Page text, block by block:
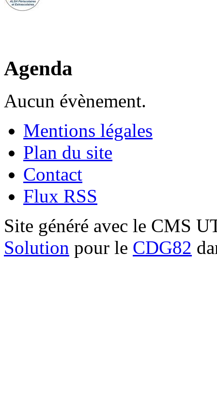
Agenda
Aucun évènement.
Mentions légales
Plan du site
Contact
Flux RSS
Site généré avec le CMS
Solution pour le CDG82